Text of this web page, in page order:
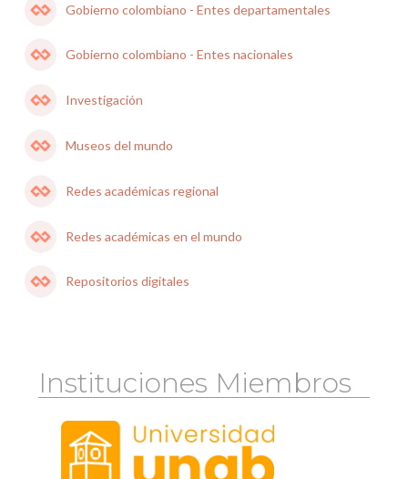
Gobierno colombiano - Entes departamentales
Gobierno colombiano - Entes nacionales
Investigación
Museos del mundo
Redes académicas regional
Redes académicas en el mundo
Repositorios digitales
Instituciones Miembros